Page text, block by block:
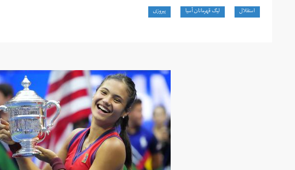
استقلال لیگ قهرمانان آسیا پیروزی